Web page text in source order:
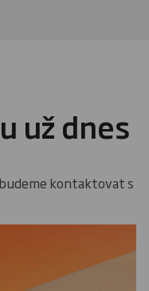
už dnes
kontaktovat s